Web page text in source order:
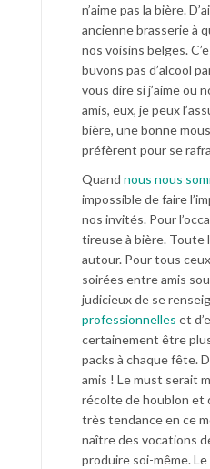
n’aime pas la bière.
ancienne brasserie à
nos voisins belges.
buvons pas d’alcool
vous dire si j’aime ou
amis, eux, je peux
bière, une bonne
préfèrent pour se
Quand nous nous
impossible de faire
nos invités. Pour
tireuse à bière. Toute
autour. Pour tous
soirées entre amis
judicieux de se
professionnelles et
certainement être
packs à chaque fête.
amis ! Le must serait
récolte de houblon et
très tendance en ce
naître des vocations
produire soi-même.